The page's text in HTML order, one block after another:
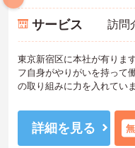
サービス 訪問
東京新宿区に本社が有りま
フ自身がやりがいを持って
の取り組みに力を入れてい
応を重視することもできま
研修、PC研修、マナー研
応じて用意されており安心
詳細を見る